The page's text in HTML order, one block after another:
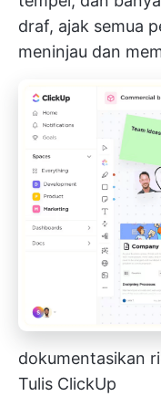
draf, ajak semua
meninjau dan
dokumentasikan
Tulis ClickUp